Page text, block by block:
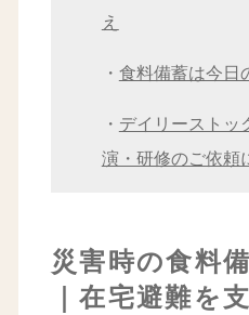
え
・ 食料備蓄は今日
・ デイリーストッ
演・研修のご依頼
災害時の食料
｜在宅避難を